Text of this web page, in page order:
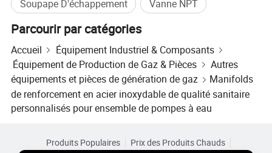
2. Inspection des dimensions
3. Test de pression
4. Suggestion de sélection dans les vannes,
5. Guide d'installation
Choisissez Ezo, plus de mal de tête. Réservoirs et
professionnels.
Soupape D'échappement
Vanne NPT
Parcourir par catégories
Accueil
Équipement Industriel & Composants
Équipement de Production de Gaz & Pièces
Autres
équipements et pièces de génération de gaz
Manifolds
de renforcement en acier inoxydable de qualité sanitaire
personnalisés pour ensemble de pompes à eau
Produits Populaires
Prix des Produits Chauds